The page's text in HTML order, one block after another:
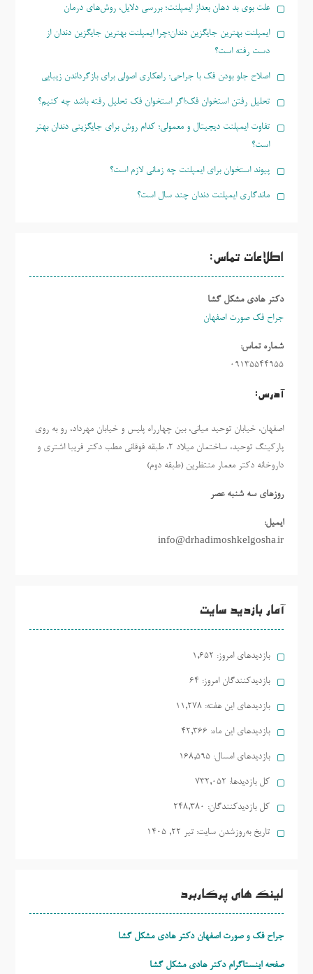
علت بوی بد دهان بعداز ایمپلنت؛ بررسی دلایل، روش‌های درمان
ایمپلنت بهترین جایگزین دندان؛چرا ایمپلنت بهترین جایگزین دندان از
دست رفته است؟
اصلاح جلو بودن فک با جراحی؛ راهکاری اصولی برای بازگرداندن زیبایی
تحلیل رفتن استخوان فک؛اگر استخوان فک تحلیل رفته باشد چه کنیم؟
تفاوت ایمپلنت دیجیتال و معمولی؛ کدام روش برای جایگزینی دندان بهتر
است؟
پیوند استخوان برای ایمپلنت چه زمانی لازم است؟
ماندگاری ایمپلنت دندان چند سال است؟
اطلاعات تماس:
دکتر هادی مشکل گشا
جراح فک صورت اصفهان
شماره تماس:
09135544955
آدرس:
اصفهان، خیابان توحید میانی، بین چهارراه پلیس و خیابان مهرداد، رو به روی
پارکینگ توحید، ساختمان میلاد ٢، طبقه فوقانی مطب دکتر فریبا اشتری و
داروخانه دکتر معمار منتظرین (طبقه دوم)
روزهاي سه شنبه عصر
ایمیل:
info@drhadimoshkelgosha.ir
آمار بازدید سایت
بازدیدهای امروز: 1,652
بازدیدکنندگان امروز: 64
بازدیدهای این هفته: 11,278
بازدیدهای این ماه: 42,366
بازدیدهای امسال: 168,595
کل بازدیدها: 732,052
کل بازدیدکنند‌گان: 248,380
تاریخ به‌روزشدن سایت: تیر ۲۲, ۱۴۰۵
لینک های پرکاربرد
جراح فک و صورت اصفهان دکتر هادی مشکل گشا
صفحه اینستاگرام دکتر هادی مشکل گشا